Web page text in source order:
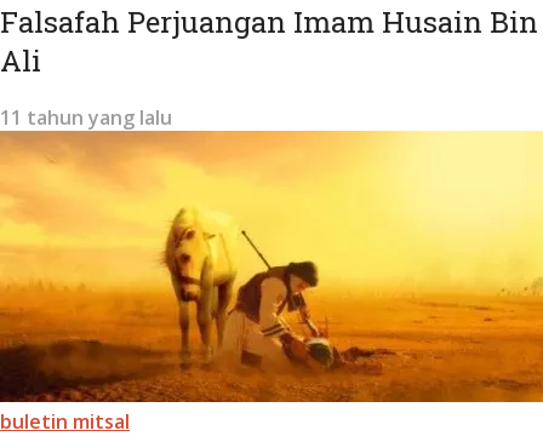
Falsafah Perjuangan Imam Husain Bin
Ali
11 tahun yang lalu
buletin mitsal